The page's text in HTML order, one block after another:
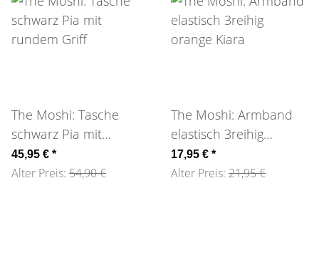
The Moshi: Tasche
schwarz Pia mit
rundem Griff
45,95 € *
Alter Preis: 54,90 €
The Moshi: Armband
elastisch 3reihig
orange Kiara
17,95 € *
Alter Preis: 21,95 €